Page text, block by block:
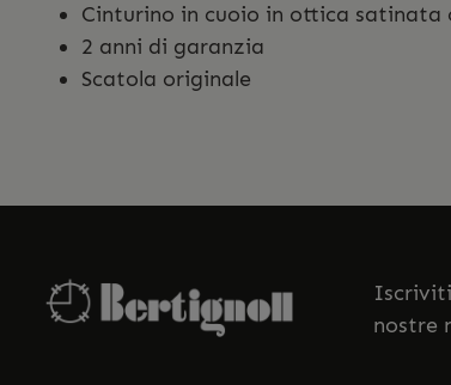
Cinturino in cuoio in ottica satinata
2 anni di garanzia
Scatola originale
nostre